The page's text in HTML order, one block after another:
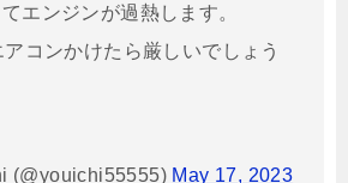
エンジンが過熱します。
コンかけたら厳しいでしょう
(@youichi55555) May 17, 2023